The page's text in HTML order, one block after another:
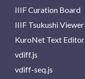
IIIF Curation Board
IIIF Tsukushi Viewer
KuroNet Text Editor
vdiff.js
vdiff-seq.js